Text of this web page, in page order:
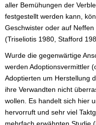
aller Bemühungen der
festgestellt werden kann,
Geschwister oder auf
(Triseliotis 1980, Stafford
Wurde die gegenwärtige
werden Adoptionsvermittler
Adoptierten um Herstellung
ihre Verwandten nicht
wollen. Es handelt sich hier
hervorruft und sehr viel
mehrfach erwähnten Studie